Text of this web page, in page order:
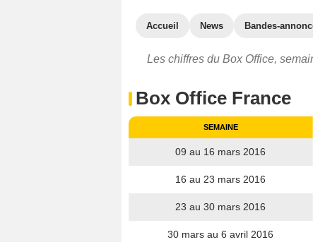
Accueil News Bandes-
Les chiffres du Box Office,
Box Office France
SEMAINE
09 au 16 mars 2016
16 au 23 mars 2016
23 au 30 mars 2016
30 mars au 6 avril 2016